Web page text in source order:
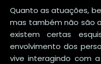
Quanto as atuações,
mas também não são
existem certas
envolvimento dos
vive interagindo com